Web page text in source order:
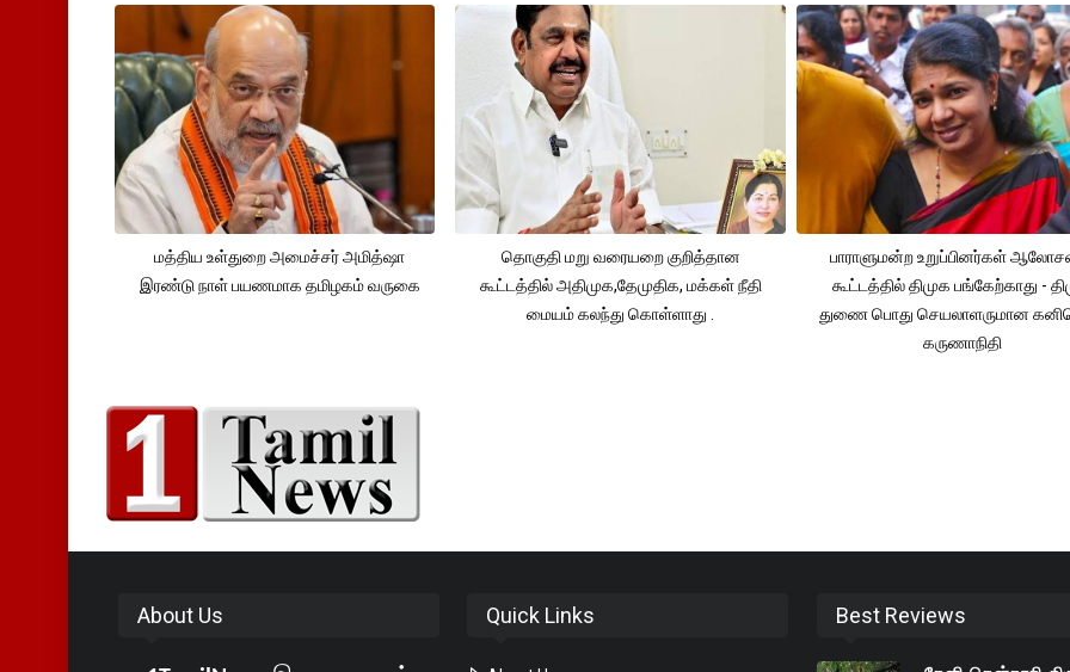
மத்திய உள்துறை அமைச்சர் அமித்ஷா
இரண்டு நாள் பயணமாக தமிழகம் வருகை
தொகுதி மறு வரையறை குறித்தான
கூட்டத்தில் அதிமுக,தேமுதிக, மக்கள் நீதி
மையம் கலந்து கொள்ளாது .
பாராளுமன்ற உறுப்பினர்கள்
கூட்டத்தில் திமுக பங்கேற்காது -
துணை பொது செயலாளருமான
கருணாநிதி
About Us Quick Links Best Reviews